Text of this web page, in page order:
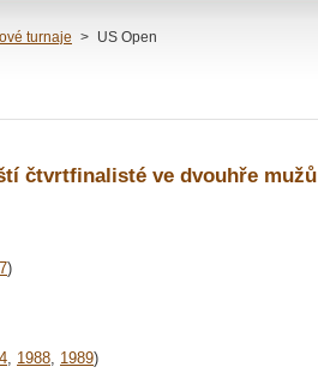
turnaje > US Open
čtvrtfinalisté ve dvouhře mužů
)
, 1988, 1989)